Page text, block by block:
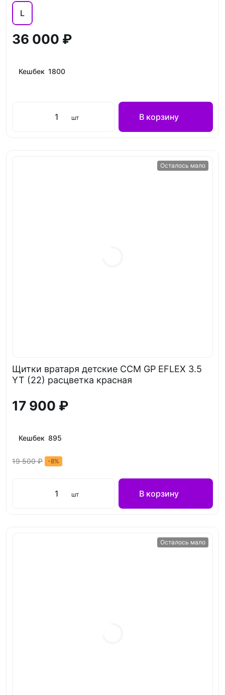
L
36 000 ₽
Кешбек 1800
шт В корзину
Осталось мало
Щитки вратаря детские CCM GP EFLEX 3.5
YT (22) расцветка красная
17 900 ₽
Кешбек 895
19 500 ₽ -8%
шт В корзину
Осталось мало